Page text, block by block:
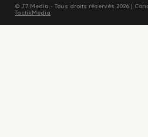
© J7 Media - Tous droits réservés 2026 |
TactikMedia